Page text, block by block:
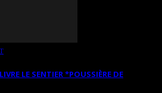
LE SENTIER *POUSSIÈRE DE